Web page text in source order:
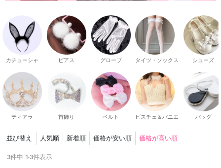
カチューシャ
ティアラ
ピアス
首飾り
グローブ
ベルト
タイツ・ソックス
ビスチェ＆パニエ
シューズ
バッグ
並び替え 人気順 新着順 価格が安い順
価格が高い順
3件中 1-3件表示